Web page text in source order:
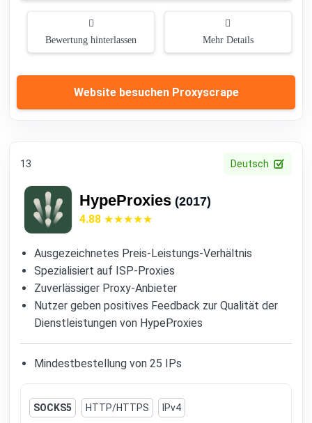
Bewertung hinterlassen Mehr Details
Website besuchen Proxyscrape
13 Deutsch
HypeProxies (2017)
4.88
Ausgezeichnetes Preis-Leistungs-Verhältnis
Spezialisiert auf ISP-Proxies
Zuverlässiger Proxy-Anbieter
Nutzer geben positives Feedback zur Qualität der
Dienstleistungen von HypeProxies
Mindestbestellung von 25 IPs
SOCKS5 HTTP/HTTPS IPv4